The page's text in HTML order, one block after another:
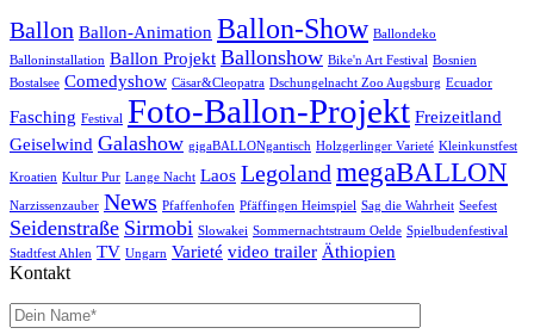
Ballon Ballon-Animation Ballon-Show Ballondeko
Balloninstallation Ballon Projekt Ballonshow Bike'n Art Festival Bosnien
Bostalsee Comedyshow Cäsar&Cleopatra Dschungelnacht Zoo Augsburg Ecuador
Fasching Festival Foto-Ballon-Projekt Freizeitland
Geiselwind Galashow gigaBALLONgantisch Holzgerlinger Varieté Kleinkunstfest
Kroatien Kultur Pur Lange Nacht Laos Legoland megaBALLON
Narzissenzauber News Pfaffenhofen Pfäffingen Heimspiel Sag die Wahrheit Seefest
Seidenstraße Sirmobi Slowakei Sommernachtstraum Oelde Spielbudenfestival
Stadtfest Ahlen TV Ungarn Varieté video trailer Äthiopien
Kontakt